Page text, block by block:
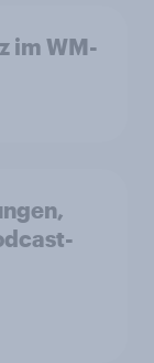
im WM-